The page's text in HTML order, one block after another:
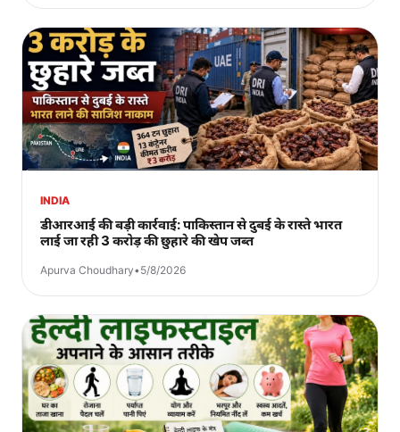
INDIA
डीआरआई की बड़ी कार्रवाई: पाकिस्तान से दुबई के रास्ते भारत
लाई जा रही 3 करोड़ की छुहारे की खेप जब्त
Apurva Choudhary•5/8/2026